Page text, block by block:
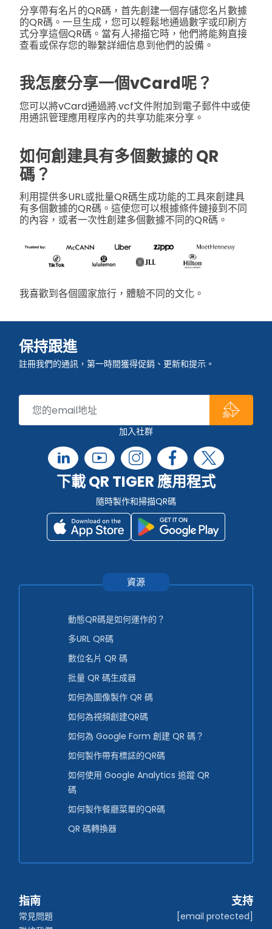
分享帶有名片的QR碼，首先創建一個存儲您名片數據
的QR碼。一旦生成，您可以輕鬆地通過數字或印刷方
式分享這個QR碼。當有人掃描它時，他們將能夠直接
查看或保存您的聯繫詳細信息到他們的設備。
我怎麼分享一個vCard呢？
您可以將vCard通過將.vcf文件附加到電子郵件中或使
用通訊管理應用程序內的共享功能來分享。
如何創建具有多個數據的 QR
碼？
利用提供多URL或批量QR碼生成功能的工具來創建具
有多個數據的QR碼。這使您可以根據條件鏈接到不同
的內容，或者一次性創建多個數據不同的QR碼。
我喜歡到各個國家旅行，體驗不同的文化。
保持跟進
註冊我們的通訊，第一時間獲得促銷、更新和提示。
加入社群
下載 QR TIGER 應用程式
隨時製作和掃描QR碼
資源
動態QR碼是如何運作的？
多URL QR碼
數位名片 QR 碼
批量 QR 碼生成器
如何為圖像製作 QR 碼
如何為視頻創建QR碼
如何為 Google Form 創建 QR 碼？
如何製作帶有標誌的QR碼
如何使用 Google Analytics 追蹤 QR
碼
如何製作餐廳菜單的QR碼
QR 碼轉換器
指南
常見問題
支持
[email protected]